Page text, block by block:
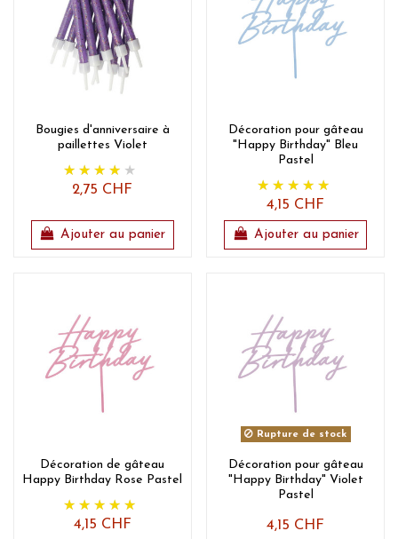
Bougies d'anniversaire à
paillettes Violet
2,75 CHF
Ajouter au panier
Décoration pour gâteau
"Happy Birthday" Bleu
Pastel
4,15 CHF
Ajouter au panier
Décoration de gâteau
Happy Birthday Rose Pastel
4,15 CHF
Rupture de stock
Décoration pour gâteau
"Happy Birthday" Violet
Pastel
4,15 CHF